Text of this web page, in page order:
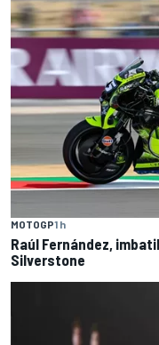
MOTOGP1 h
Raúl Fernández,
Silverstone